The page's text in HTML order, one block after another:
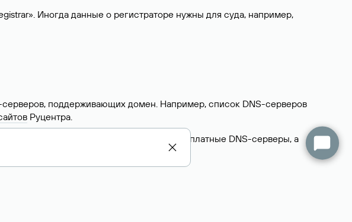
Иногда данные о регистраторе нужны для суда, например,
серверов, поддерживающих домен. Например, список DNS-серверов
Руцентра.
сайтов делегируют домен на бесплатные DNS-серверы, а